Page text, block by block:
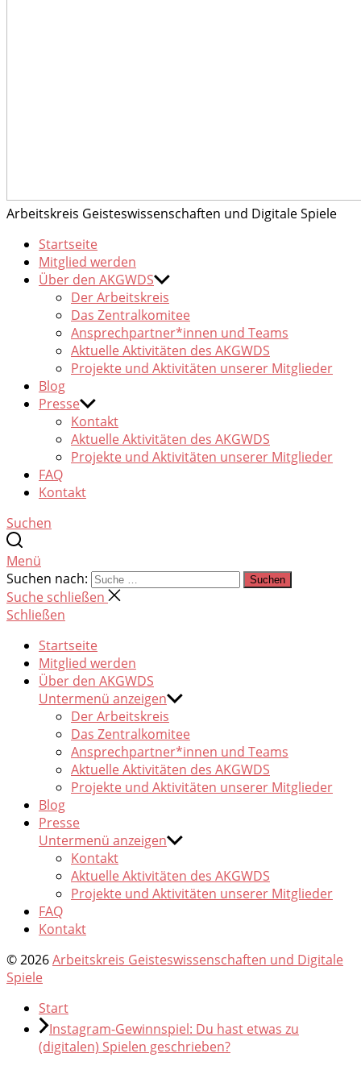
Arbeitskreis Geisteswissenschaften und Digitale Spiele
Startseite
Mitglied werden
Über den AKGWDS
Der Arbeitskreis
Das Zentralkomitee
Ansprechpartner*innen und Teams
Aktuelle Aktivitäten des AKGWDS
Projekte und Aktivitäten unserer Mitglieder
Blog
Presse
Kontakt
Aktuelle Aktivitäten des AKGWDS
Projekte und Aktivitäten unserer Mitglieder
FAQ
Kontakt
Suchen
Menü
Suchen nach:
Suchen
Suche schließen
Schließen
Startseite
Mitglied werden
Über den AKGWDS
Untermenü anzeigen
Der Arbeitskreis
Das Zentralkomitee
Ansprechpartner*innen und Teams
Aktuelle Aktivitäten des AKGWDS
Projekte und Aktivitäten unserer Mitglieder
Blog
Presse
Untermenü anzeigen
Kontakt
Aktuelle Aktivitäten des AKGWDS
Projekte und Aktivitäten unserer Mitglieder
FAQ
Kontakt
© 2026Arbeitskreis Geisteswissenschaften und Digitale
Spiele
Start
Instagram-Gewinnspiel: Du hast etwas zu
(digitalen) Spielen geschrieben?